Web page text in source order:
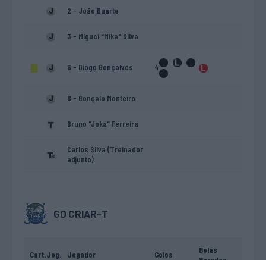
2 - João Duarte
3 - Miguel "Mika" Silva
6 - Diogo Gonçalves 4
8 - Gonçalo Monteiro
Bruno "Joka" Ferreira
Carlos Silva (Treinador
adjunto)
GD CRIAR-T
Cart.Jog. Jogador Golos
Bolas